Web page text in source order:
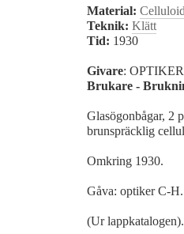
Material:
Teknik: Klätt
Tid: 1930
Givare:
Brukare -
Glasögonbågar, 2
brunspräcklig
Omkring 1930.
Gåva: optiker C-
(Ur lappkatalogen).